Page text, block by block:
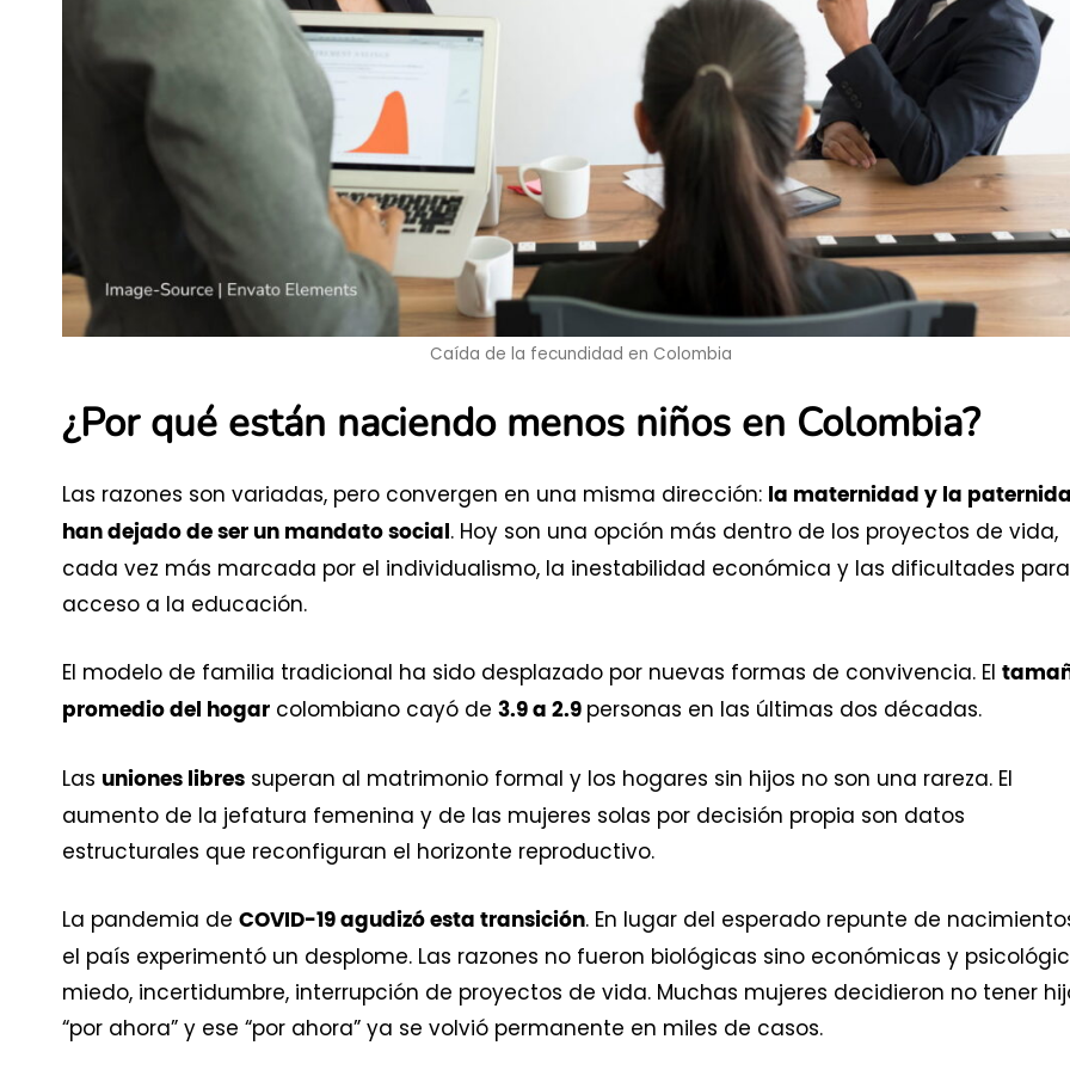
Caída de la fecundidad en Colombia
¿Por qué están naciendo menos niños en Colombia?
Las razones son variadas, pero convergen en una misma dirección: la maternidad y la
han dejado de ser un mandato social . Hoy son una opción más dentro de los proyectos de vida,
cada vez más marcada por el individualismo, la inestabilidad económica y las dificultades
acceso a la educación.
El modelo de familia tradicional ha sido desplazado por nuevas formas de convivencia. El
promedio del hogar colombiano cayó de 3.9 a 2.9 personas en las últimas dos décadas.
Las uniones libres superan al matrimonio formal y los hogares sin hijos no son una rareza. El
aumento de la jefatura femenina y de las mujeres solas por decisión propia son datos
estructurales que reconfiguran el horizonte reproductivo.
La pandemia de COVID-19 agudizó esta transición. En lugar del esperado repunte de
el país experimentó un desplome. Las razones no fueron biológicas sino económicas y
miedo, incertidumbre, interrupción de proyectos de vida. Muchas mujeres decidieron no tener
“por ahora” y ese “por ahora” ya se volvió permanente en miles de casos.